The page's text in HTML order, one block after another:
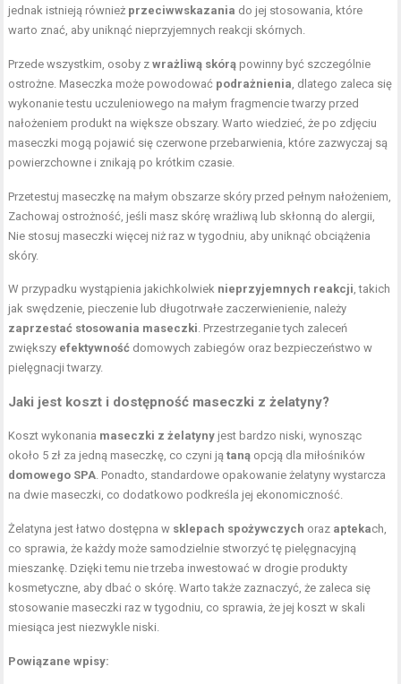
jednak istnieją również przeciwwskazania do jej stosowania, które
warto znać, aby uniknąć nieprzyjemnych reakcji skórnych.
Przede wszystkim, osoby zwrażliwą skórą powinny być szczególnie
ostrożne. Maseczka może powodować podrażnienia , dlatego zaleca się
wykonanie testu uczuleniowego na małym fragmencie twarzy przed
nałożeniem produkt na większe obszary. Warto wiedzieć, że po zdjęciu
maseczki mogą pojawić się czerwone przebarwienia, które zazwyczaj są
powierzchowne i znikają po krótkim czasie.
Przetestuj maseczkę na małym obszarze skóry przed pełnym nałożeniem,
Zachowaj ostrożność, jeśli masz skórę wrażliwą lub skłonną do alergii,
Nie stosuj maseczki więcej niż raz w tygodniu, aby uniknąć obciążenia
skóry.
W przypadku wystąpienia jakichkolwiek nieprzyjemnych reakcji , takich
jak swędzenie, pieczenie lub długotrwałe zaczerwienienie, należy
zaprzestać stosowania maseczki . Przestrzeganie tych zaleceń
zwiększy efektywność domowych zabiegów oraz bezpieczeństwo w
pielęgnacji twarzy.
Jaki jest koszt i dostępność maseczki z żelatyny?
Koszt wykonania maseczki z żelatyny jest bardzo niski, wynosząc
około 5 zł za jedną maseczkę, co czyni jątaną opcją dla miłośników
domowego SPA . Ponadto, standardowe opakowanie żelatyny wystarcza
na dwie maseczki, co dodatkowo podkreśla jej ekonomiczność.
Żelatyna jest łatwo dostępna w sklepach spożywczych oraz aptekach,
co sprawia, że każdy może samodzielnie stworzyć tę pielęgnacyjną
mieszankę. Dzięki temu nie trzeba inwestować w drogie produkty
kosmetyczne, aby dbać o skórę. Warto także zaznaczyć, że zaleca się
stosowanie maseczki raz w tygodniu, co sprawia, że jej koszt w skali
miesiąca jest niezwykle niski.
Powiązane wpisy: